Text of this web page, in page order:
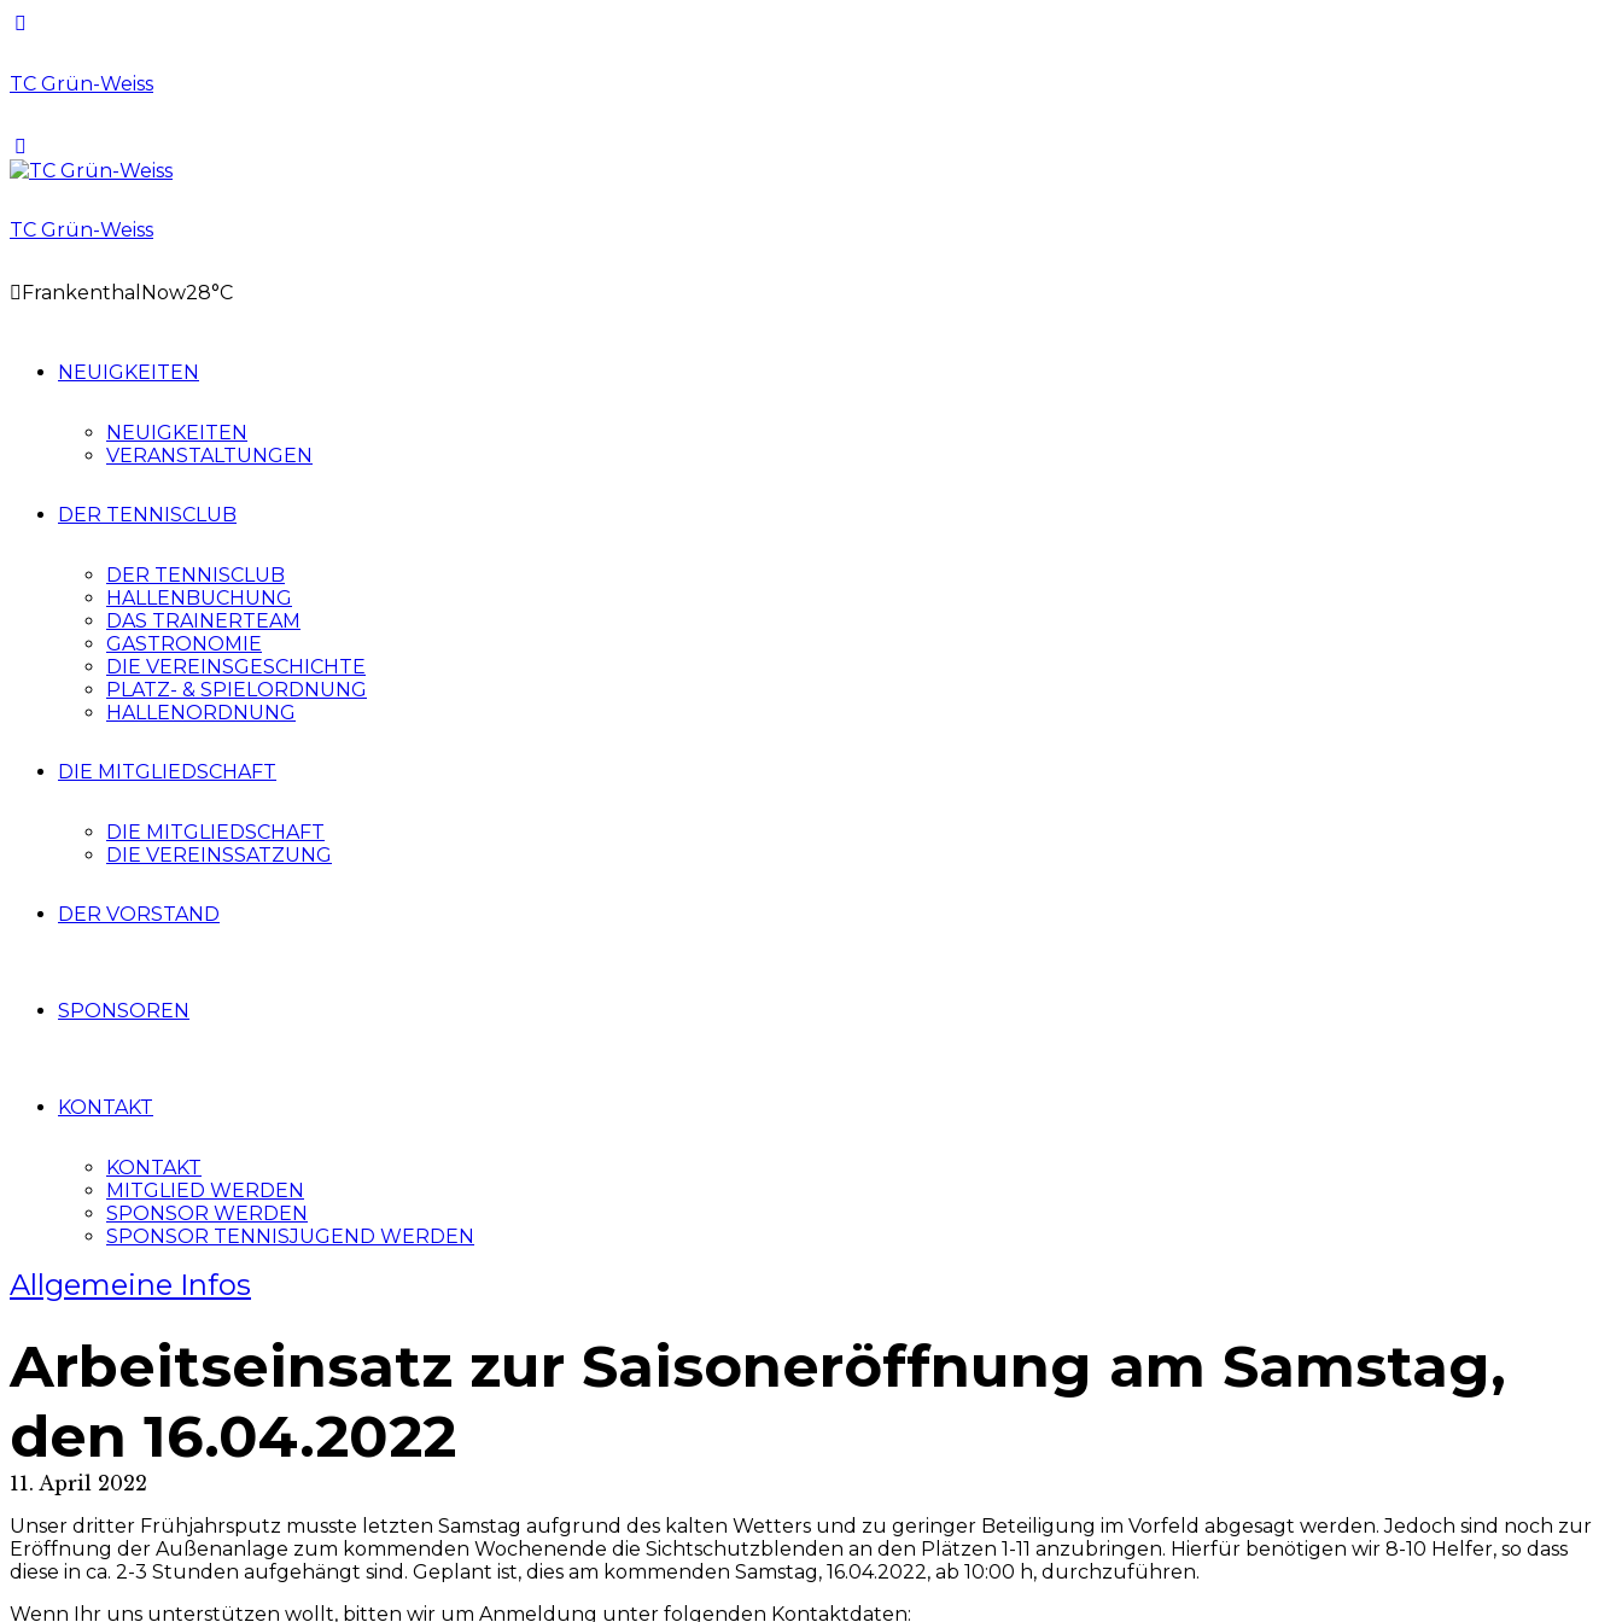
TC Grün-Weiss
TC Grün-Weiss
Frankenthal Now28°C
NEUIGKEITEN
NEUIGKEITEN
VERANSTALTUNGEN
DER TENNISCLUB
DER TENNISCLUB
HALLENBUCHUNG
DAS TRAINERTEAM
GASTRONOMIE
DIE VEREINSGESCHICHTE
PLATZ- & SPIELORDNUNG
HALLENORDNUNG
DIE MITGLIEDSCHAFT
DIE MITGLIEDSCHAFT
DIE VEREINSSATZUNG
DER VORSTAND
SPONSOREN
KONTAKT
KONTAKT
MITGLIED WERDEN
SPONSOR WERDEN
SPONSOR TENNISJUGEND WERDEN
Allgemeine Infos
Arbeitseinsatz zur Saisoneröffnung am Samstag,
den 16.04.2022
11. April 2022
Unser dritter Frühjahrsputz musste letzten Samstag aufgrund des kalten Wetters und zu geringer Beteiligung im Vorfeld abgesagt werden. Jedoch sind noch zur
Eröffnung der Außenanlage zum kommenden Wochenende die Sichtschutzblenden an den Plätzen 1-11 anzubringen. Hierfür benötigen wir 8-10 Helfer, so dass
diese in ca. 2-3 Stunden aufgehängt sind. Geplant ist, dies am kommenden Samstag, 16.04.2022, ab 10:00 h, durchzuführen.
Wenn Ihr uns unterstützen wollt, bitten wir um Anmeldung unter folgenden Kontaktdaten: